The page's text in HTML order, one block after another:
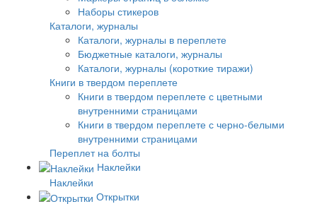
Наборы стикеров
Каталоги, журналы
Каталоги, журналы в переплете
Бюджетные каталоги, журналы
Каталоги, журналы (короткие тиражи)
Книги в твердом переплете
Книги в твердом переплете с цветными
внутренними страницами
Книги в твердом переплете с черно-белыми
внутренними страницами
Переплет на болты
Наклейки
Наклейки
Открытки